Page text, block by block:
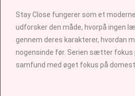
Stay Close fungerer som et
udforsker den måde, hvorpå ingen
gennem deres karakterer, hvordan
nogensinde før. Serien sætter
samfund med øget fokus på